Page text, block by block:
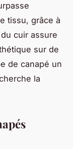
tissu, grâce à
cuir assure
sur de
de canapé un
la